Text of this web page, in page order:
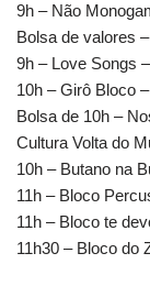
9h – Não
Bolsa de valores
9h – Love Songs
10h – Girô Bloco
Bolsa de 10h –
Cultura Volta do
10h – Butano na
11h – Bloco
11h – Bloco te
11h30 – Bloco do